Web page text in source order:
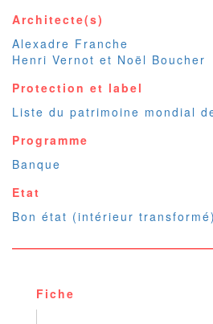
Architecte(s)
Alexadre Franche
Henri Vernot et Noël Boucher
Protection et label
Liste du patrimoine mondial
Programme
Banque
Etat
Bon état (intérieur transformé)
Fiche